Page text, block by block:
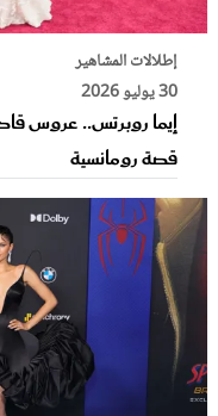
إطلالات المشاهير
30 يوليو 2026
إيما روبرتس.. عروس
قصة رومانسية